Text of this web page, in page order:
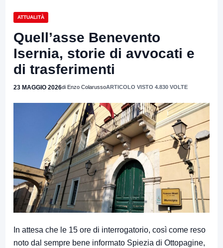
ATTUALITÀ
Quell’asse Benevento
Isernia, storie di avvocati e
di trasferimenti
23 MAGGIO 2026di Enzo ColarussoARTICOLO VISTO 4.830 VOLTE
In attesa che le 15 ore di interrogatorio, così come reso
noto dal sempre bene informato Spiezia di Ottopagine,